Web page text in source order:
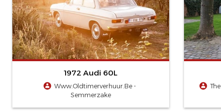
1972 Audi 60L
Www.Oldtimerverhuur.Be -
Semmerzake